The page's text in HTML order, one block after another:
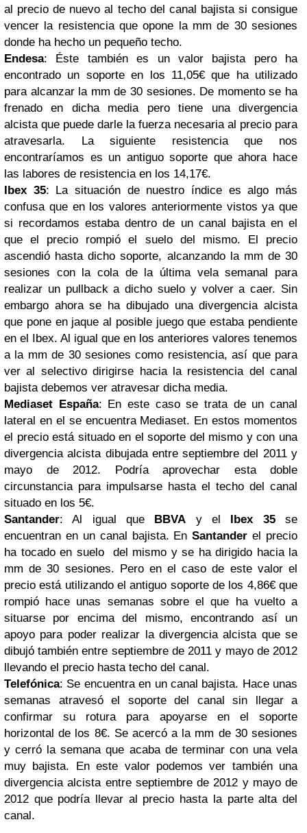
al precio de nuevo al techo del canal bajista si consigue
vencer la resistencia que opone la mm de 30 sesiones
donde ha hecho un pequeño techo.
Endesa: Éste también es un valor bajista pero ha
encontrado un soporte en los 11,05€ que ha utilizado
para alcanzar la mm de 30 sesiones. De momento se ha
frenado en dicha media pero tiene una divergencia
alcista que puede darle la fuerza necesaria al precio para
atravesarla. La siguiente resistencia que nos
encontraríamos es un antiguo soporte que ahora hace
las labores de resistencia en los 14,17€.
Ibex 35: La situación de nuestro índice es algo más
confusa que en los valores anteriormente vistos ya que
si recordamos estaba dentro de un canal bajista en el
que el precio rompió el suelo del mismo. El precio
ascendió hasta dicho soporte, alcanzando la mm de 30
sesiones con la cola de la última vela semanal para
realizar un pullback a dicho suelo y volver a caer. Sin
embargo ahora se ha dibujado una divergencia alcista
que pone en jaque al posible juego que estaba pendiente
en el Ibex. Al igual que en los anteriores valores tenemos
a la mm de 30 sesiones como resistencia, así que para
ver al selectivo dirigirse hacia la resistencia del canal
bajista debemos ver atravesar dicha media.
Mediaset España: En este caso se trata de un canal
lateral en el se encuentra Mediaset. En estos momentos
el precio está situado en el soporte del mismo y con una
divergencia alcista dibujada entre septiembre del 2011 y
mayo de 2012. Podría aprovechar esta doble
circunstancia para impulsarse hasta el techo del canal
situado en los 5€.
Santander: Al igual que BBVA y el Ibex 35se
encuentran en un canal bajista. EnSantander el precio
ha tocado en suelo del mismo y se ha dirigido hacia la
mm de 30 sesiones. Pero en el caso de este valor el
precio está utilizando el antiguo soporte de los 4,86€ que
rompió hace unas semanas sobre el que ha vuelto a
situarse por encima del mismo, encontrando así un
apoyo para poder realizar la divergencia alcista que se
dibujótambién entre septiembre de 2011 y mayo de 2012
llevando el precio hasta techo del canal.
Telefónica: Se encuentra en un canal bajista. Hace unas
semanas atravesó el soporte del canal sin llegar a
confirmar su rotura para apoyarse en el soporte
horizontal de los 8€. Se acercó a la mm de 30 sesiones
y cerró la semana que acaba de terminar con una vela
muy bajista. En este valor podemos ver también una
divergencia alcista entre septiembre de 2012 y mayo de
2012 que podría llevar al precio hasta la parte alta del
canal.